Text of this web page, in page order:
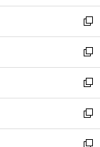
ウ
で
開
く
ン
ド
ウ
で
開
く
新
し
い
ウ
ィ
ン
ド
ウ
で
新
し
い
ウ
ィ
ン
新
し
い
ウ
新
し